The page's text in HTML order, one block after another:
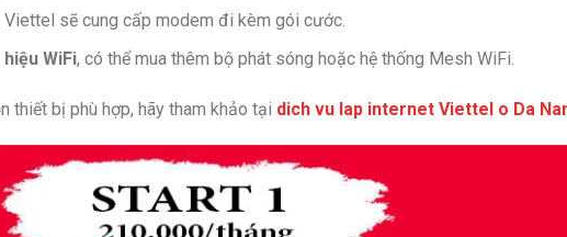
Viettel sẽ cung cấp modem đi kèm gói cước.
WiFi, có thể mua thêm bộ phát sóng hoặc hệ thống Mesh WiFi.
thiết bị phù hợp, hãy tham khảo tại dich vu lap internet Viettel o Da